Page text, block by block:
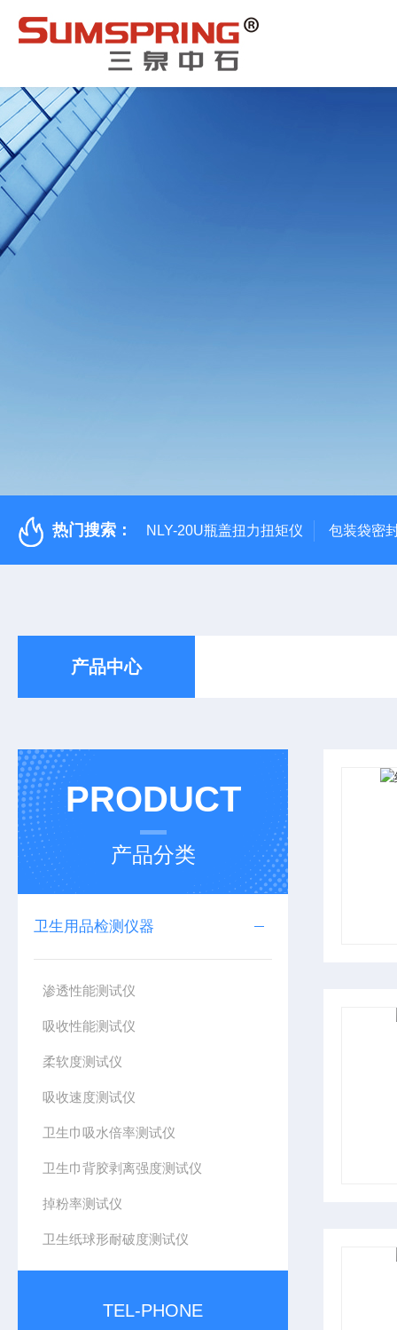
热门搜索： NLY-20U瓶盖扭力扭矩仪 包装袋密
产品中心
PRODUCT
产品分类
卫生用品检测仪器
渗透性能测试仪
吸收性能测试仪
柔软度测试仪
吸收速度测试仪
卫生巾吸水倍率测试仪
卫生巾背胶剥离强度测试仪
掉粉率测试仪
卫生纸球形耐破度测试仪
TEL-PHONE